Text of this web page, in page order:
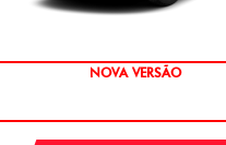
PREÇO IMPERDÍVEL